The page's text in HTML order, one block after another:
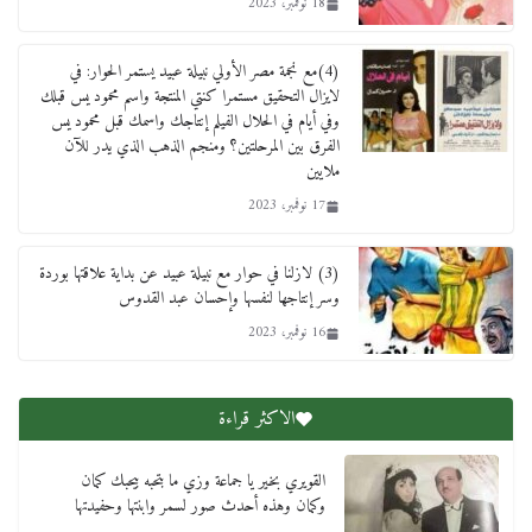
(4)مع نجمة مصر الأولي نبيلة عبيد يستمر الحوار: في
لايزال التحقيق مستمرا كنتي المنتجة واسم محمود يس قبلك
وفي أيام في الحلال الفيلم إنتاجك واسمك قبل محمود يس
الفرق بين المرحلتين؟ ومنجم الذهب الذي يدر للآن
ملايين
17 نوفمبر، 2023
(3) لازلنا في حوار مع نبيلة عبيد عن بداية علاقتها بوردة
وسر إنتاجها لنفسها وإحسان عبد القدوس
16 نوفمبر، 2023
الاكثر قراءة
القويري بخير يا جماعة وزي ما بتحبه بيحبك كمان
وكمان وهذه أحدث صور لسمر وابنتها وحفيدتها